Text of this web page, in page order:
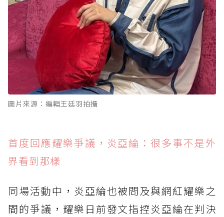
圖片來源：編輯王廷羽拍攝
首度回應耀樂爭議，炎亞綸：很多事不是外
界看到那樣
同場活動中，炎亞綸也被問及與網紅耀樂之
間的爭議，耀樂日前發文指控炎亞綸在判決